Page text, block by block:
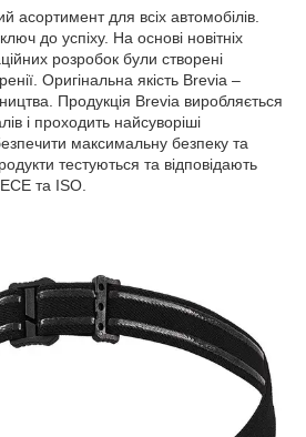
асортимент для всіх автомобілів.
до успіху. На основі новітніх
розробок були створені
Оригінальна якість Brevia –
Продукція Brevia виробляється
і проходить найсуворіші
максимальну безпеку та
тестуються та відповідають
та ISO.